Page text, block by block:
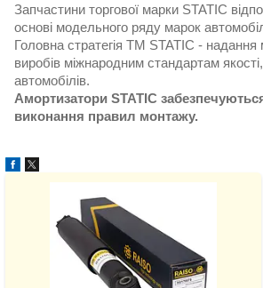
Запчастини торгової марки STATIC
основі модельного ряду марок
Головна стратегія ТМ STATIC -
виробів міжнародним стандартам
автомобілів.
Амортизатори STATIC
виконання правил монтажу.